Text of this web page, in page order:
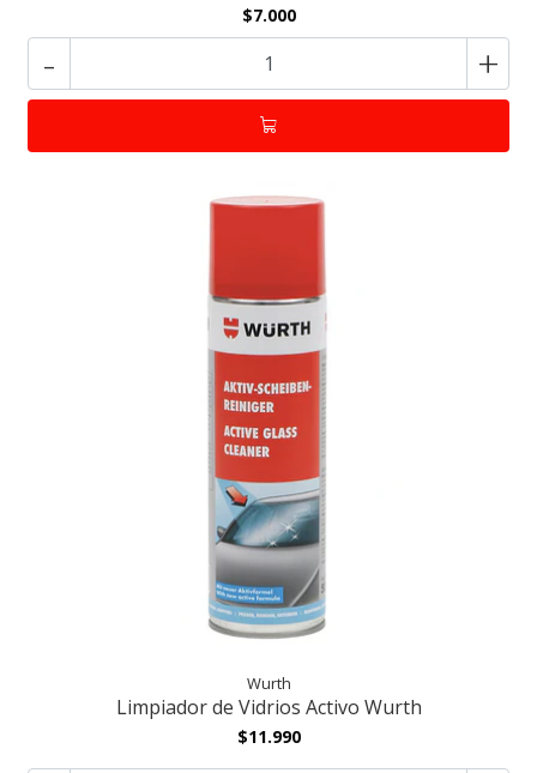
$7.000
- +
Wurth
Limpiador de Vidrios Activo Wurth
$11.990